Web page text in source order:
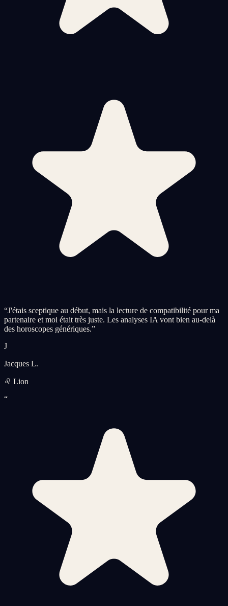
“J'étais sceptique au début, mais la lecture de compatibilité pour ma
partenaire et moi était très juste. Les analyses IA vont bien au-delà
des horoscopes génériques.”
J
Jacques L.
♌ Lion
“